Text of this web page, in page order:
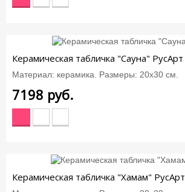
Керамическая табличка "Сауна" РусАрт
Материал: керамика. Размеры: 20х30 см.
7198 руб.
Керамическая табличка "Хамам" РусАрт